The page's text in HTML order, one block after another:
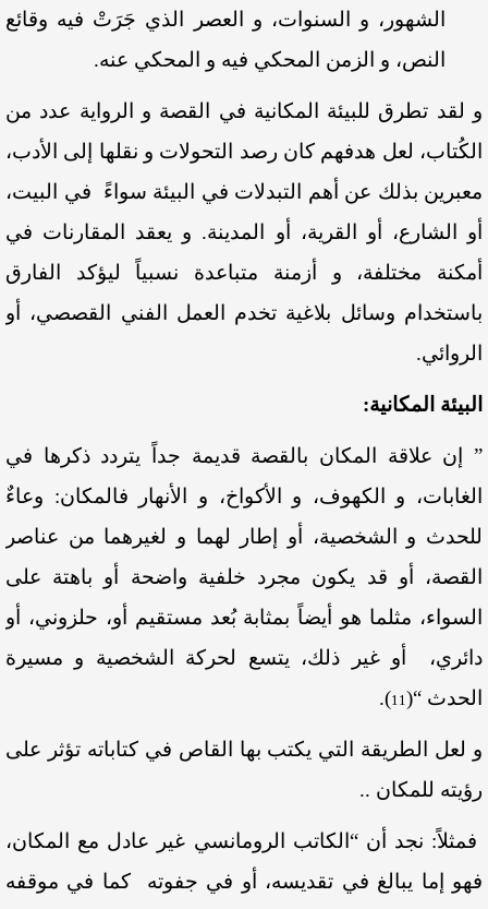
الشهور، و السنوات، و العصر الذي جَرَتْ فيه وقائع
النص، و الزمن المحكي فيه و المحكي عنه.
و لقد تطرق للبيئة المكانية في القصة و الرواية عدد من
الكُتاب، لعل هدفهم كان رصد التحولات و نقلها إلى الأدب،
معبرين بذلك عن أهم التبدلات في البيئة سواءً في البيت،
أو الشارع، أو القرية، أو المدينة. و يعقد المقارنات في
أمكنة مختلفة، و أزمنة متباعدة نسبياً ليؤكد الفارق
باستخدام وسائل بلاغية تخدم العمل الفني القصصي، أو
الروائي.
البيئة المكانية:
” إن علاقة المكان بالقصة قديمة جداً يتردد ذكرها في
الغابات، و الكهوف، و الأكواخ، و الأنهار فالمكان: وعاءٌ
للحدث و الشخصية، أو إطار لهما و لغيرهما من عناصر
القصة، أو قد يكون مجرد خلفية واضحة أو باهتة على
السواء، مثلما هو أيضاً بمثابة بُعد مستقيم أو، حلزوني، أو
دائري، أو غير ذلك، يتسع لحركة الشخصية و مسيرة
الحدث “(
11
)
.
و لعل الطريقة التي يكتب بها القاص في كتاباته تؤثر على
رؤيته للمكان ..
فمثلاً: نجد أن “الكاتب الرومانسي غير عادل مع المكان،
فهو إما يبالغ في تقديسه، أو في جفوته كما في موقفه